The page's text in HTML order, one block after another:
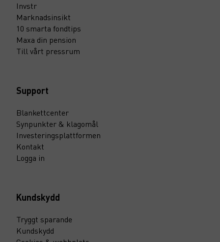
Invstr
Marknadsinsikt
10 smarta fondtips
Maxa din pension
Till vårt pressrum
Support
Blankettcenter
Synpunkter & klagomål
Investeringsplattformen
Kontakt
Logga in
Kundskydd
Tryggt sparande
Kundskydd